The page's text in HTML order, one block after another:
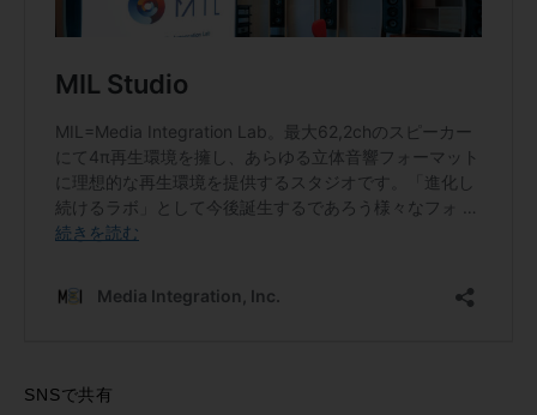
SNSで共有